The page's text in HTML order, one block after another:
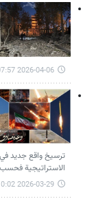
2026-04-06 07:57
ترسيخ واقع جديد
الاستراتيجية
2026-03-29 10:02